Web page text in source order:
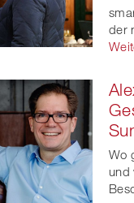
der
Wo
und